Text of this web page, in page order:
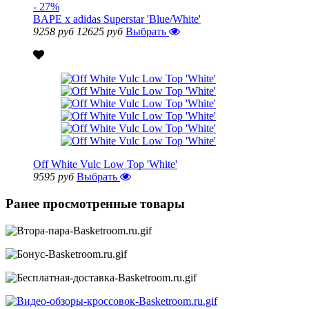
- 27%
BAPE x adidas Superstar 'Blue/White'
9258 руб 12625 руб Выбрать
Off White Vulc Low Top 'White'
9595 руб Выбрать
Ранее просмотренные товары